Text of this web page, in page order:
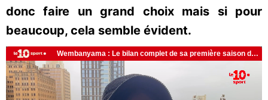
donc faire un grand choix mais si pour
beaucoup, cela semble évident.